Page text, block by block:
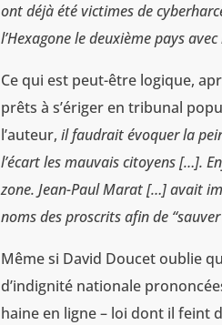
ont déjà été victimes de
l’Hexagone le deuxième pays
Ce qui est peut-être logique,
prêts à s’ériger en tribunal
l’auteur, il faudrait évoquer la
l’écart les mauvais citoyens […].
zone. Jean-Paul Marat […] avait
noms des proscrits afin de
Même si David Doucet oublie
d’indignité nationale
haine en ligne – loi dont il feint